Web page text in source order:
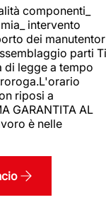
componenti_
intervento
dei
parti Ti
legge a tempo
riposi a
GARANTITA AL
è nelle